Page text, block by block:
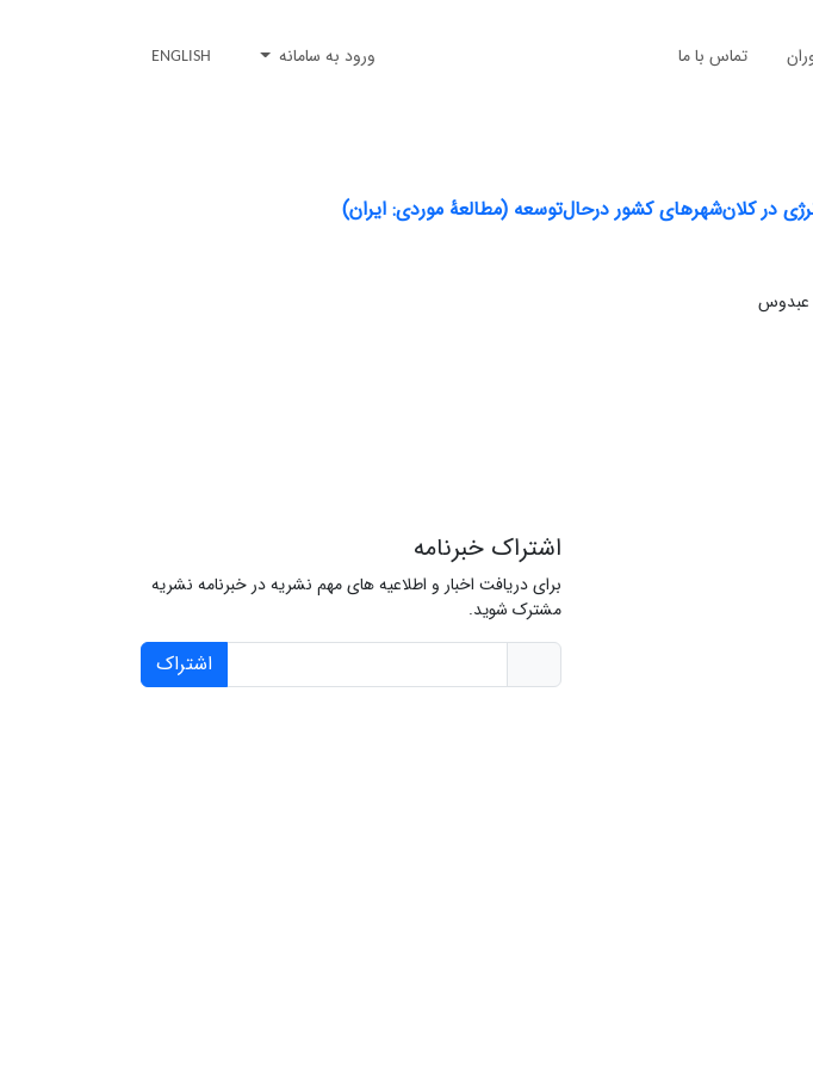
تماس با ما ورود به سامانه ENGLISH
در کلان‌شهرهای کشور درحال‌توسعه (مطالعۀ موردی: ایران)
عبدوس
اشتراک خبرنامه
برای دریافت اخبار و اطلاعیه های مهم نشریه در خبرنامه نشریه
مشترک شوید.
اشتراک